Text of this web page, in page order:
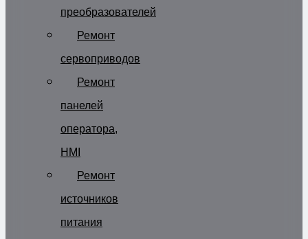
преобразователей
Ремонт
сервоприводов
Ремонт
панелей
оператора,
HMI
Ремонт
источников
питания